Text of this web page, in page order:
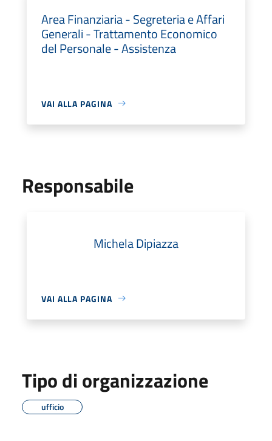
Area Finanziaria - Segreteria e Affari
Generali - Trattamento Economico
del Personale - Assistenza
VAI ALLA PAGINA
Responsabile
Michela Dipiazza
VAI ALLA PAGINA
Tipo di organizzazione
ufficio